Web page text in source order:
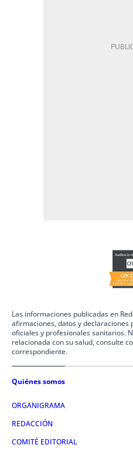
Las informaciones publicadas en
afirmaciones, datos y declaraciones
oficiales y profesionales sanitarios.
relacionada con su salud, consulte
correspondiente.
Quiénes somos
ORGANIGRAMA
REDACCIÓN
COMITÉ EDITORIAL